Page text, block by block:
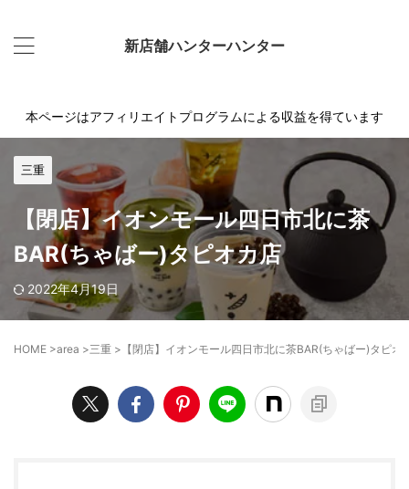
新店舗ハンターハンター
本ページはアフィリエイトプログラムによる収益を得ています
三重
【閉店】イオンモール四日市北に茶
BAR(ちゃばー)タピオカ店
2022年4月19日
HOME >area >三重 > 【閉店】イオンモール四日市北に茶BAR(ちゃばー)タピオ